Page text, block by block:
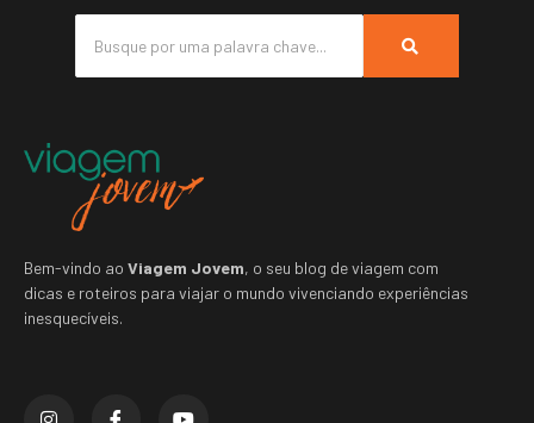
Bem-vindo ao Viagem Jovem, o seu blog de viagem com
dicas e roteiros para viajar o mundo vivenciando experiências
inesquecíveis.